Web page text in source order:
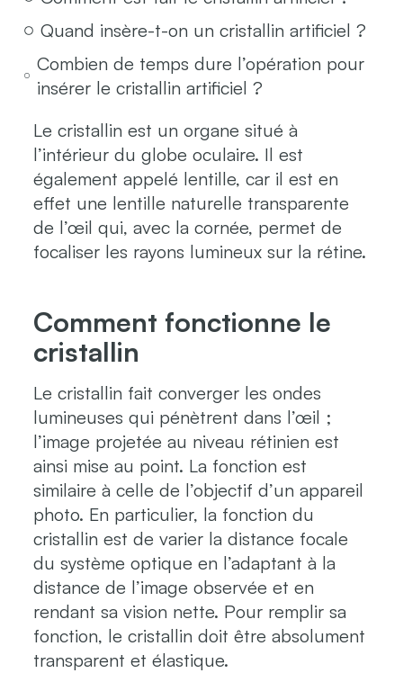
Quand insère-t-on un cristallin artificiel ?
Combien de temps dure l’opération pour
insérer le cristallin artificiel ?
Le cristallin est un organe situé à
l’intérieur du globe oculaire. Il est
également appelé lentille, car il est en
effet une lentille naturelle transparente
de l’œil qui, avec la cornée, permet de
focaliser les rayons lumineux sur la rétine.
Comment fonctionne le
cristallin
Le cristallin fait converger les ondes
lumineuses qui pénètrent dans l’œil ;
l’image projetée au niveau rétinien est
ainsi mise au point. La fonction est
similaire à celle de l’objectif d’un appareil
photo. En particulier, la fonction du
cristallin est de varier la distance focale
du système optique en l’adaptant à la
distance de l’image observée et en
rendant sa vision nette. Pour remplir sa
fonction, le cristallin doit être absolument
transparent et élastique.